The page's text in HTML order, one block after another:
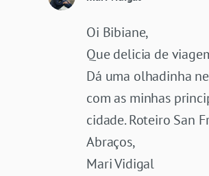
Oi Bibiane,
Que delicia de
Dá uma olhadinha
com as minhas
cidade.Roteiro San
Abraços,
Mari Vidigal